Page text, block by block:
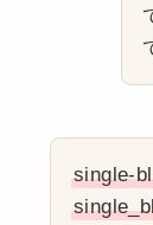
single-